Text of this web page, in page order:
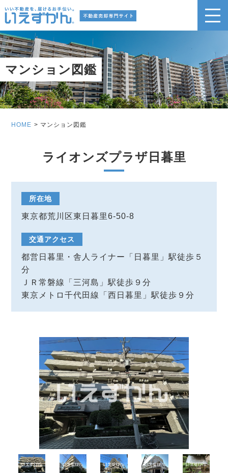
マンション図鑑
HOME マンション図鑑
ライオンズプラザ日暮里
所在地
東京都荒川区東日暮里6-50-8
交通アクセス
都営日暮里・舎人ライナー「日暮里」駅徒歩５
分
ＪＲ常磐線「三河島」駅徒歩９分
東京メトロ千代田線「西日暮里」駅徒歩９分